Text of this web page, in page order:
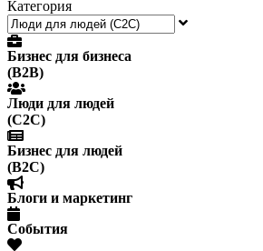
Категория
Бизнес для бизнеса
(B2B)
Люди для людей
(С2С)
Бизнес для людей
(B2C)
Блоги и маркетинг
События